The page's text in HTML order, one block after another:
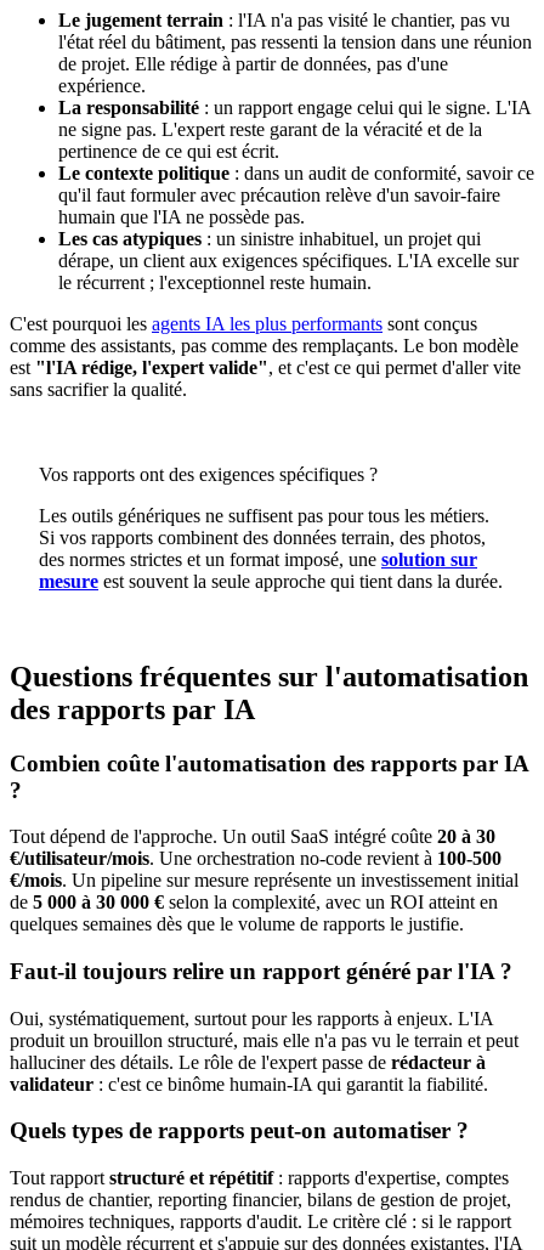
Le jugement terrain : l'IA n'a pas visité le chantier, pas vu
l'état réel du bâtiment, pas ressenti la tension dans une réunion
de projet. Elle rédige à partir de données, pas d'une
expérience.
La responsabilité : un rapport engage celui qui le signe. L'IA
ne signe pas. L'expert reste garant de la véracité et de la
pertinence de ce qui est écrit.
Le contexte politique : dans un audit de conformité, savoir ce
qu'il faut formuler avec précaution relève d'un savoir-faire
humain que l'IA ne possède pas.
Les cas atypiques : un sinistre inhabituel, un projet qui
dérape, un client aux exigences spécifiques. L'IA excelle sur
le récurrent ; l'exceptionnel reste humain.
C'est pourquoi les agents IA les plus performants sont conçus
comme des assistants, pas comme des remplaçants. Le bon modèle
est "l'IA rédige, l'expert valide", et c'est ce qui permet d'aller vite
sans sacrifier la qualité.
Vos rapports ont des exigences spécifiques ?
Les outils génériques ne suffisent pas pour tous les métiers.
Si vos rapports combinent des données terrain, des photos,
des normes strictes et un format imposé, une solution sur
mesure est souvent la seule approche qui tient dans la durée.
Questions fréquentes sur l'automatisation
des rapports par IA
Combien coûte l'automatisation des rapports par IA
?
Tout dépend de l'approche. Un outil SaaS intégré coûte 20 à 30
€/utilisateur/mois. Une orchestration no-code revient à 100-500
€/mois. Un pipeline sur mesure représente un investissement initial
de 5 000 à 30 000 € selon la complexité, avec un ROI atteint en
quelques semaines dès que le volume de rapports le justifie.
Faut-il toujours relire un rapport généré par l'IA ?
Oui, systématiquement, surtout pour les rapports à enjeux. L'IA
produit un brouillon structuré, mais elle n'a pas vu le terrain et peut
halluciner des détails. Le rôle de l'expert passe de rédacteur à
validateur : c'est ce binôme humain-IA qui garantit la fiabilité.
Quels types de rapports peut-on automatiser ?
Tout rapport structuré et répétitif: rapports d'expertise, comptes
rendus de chantier, reporting financier, bilans de gestion de projet,
mémoires techniques, rapports d'audit. Le critère clé : si le rapport
suit un modèle récurrent et s'appuie sur des données existantes, l'IA